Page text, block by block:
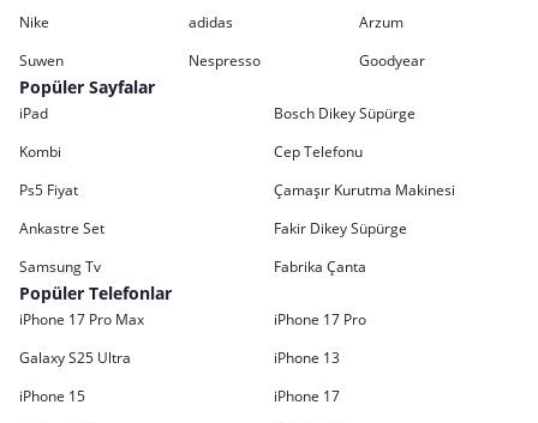
Nike adidas
Arzum
Suwen
Nespresso Goodyear
Popüler Sayfalar
iPad
Bosch Dikey Süpürge
Kombi
Cep Telefonu
Ps5 Fiyat
Çamaşır Kurutma Makinesi
Ankastre Set
Fakir Dikey Süpürge
Samsung Tv
Fabrika Çanta
Popüler Telefonlar
iPhone 17 Pro Max
iPhone 17 Pro
Galaxy S25 Ultra
iPhone 13
iPhone 15
iPhone 17